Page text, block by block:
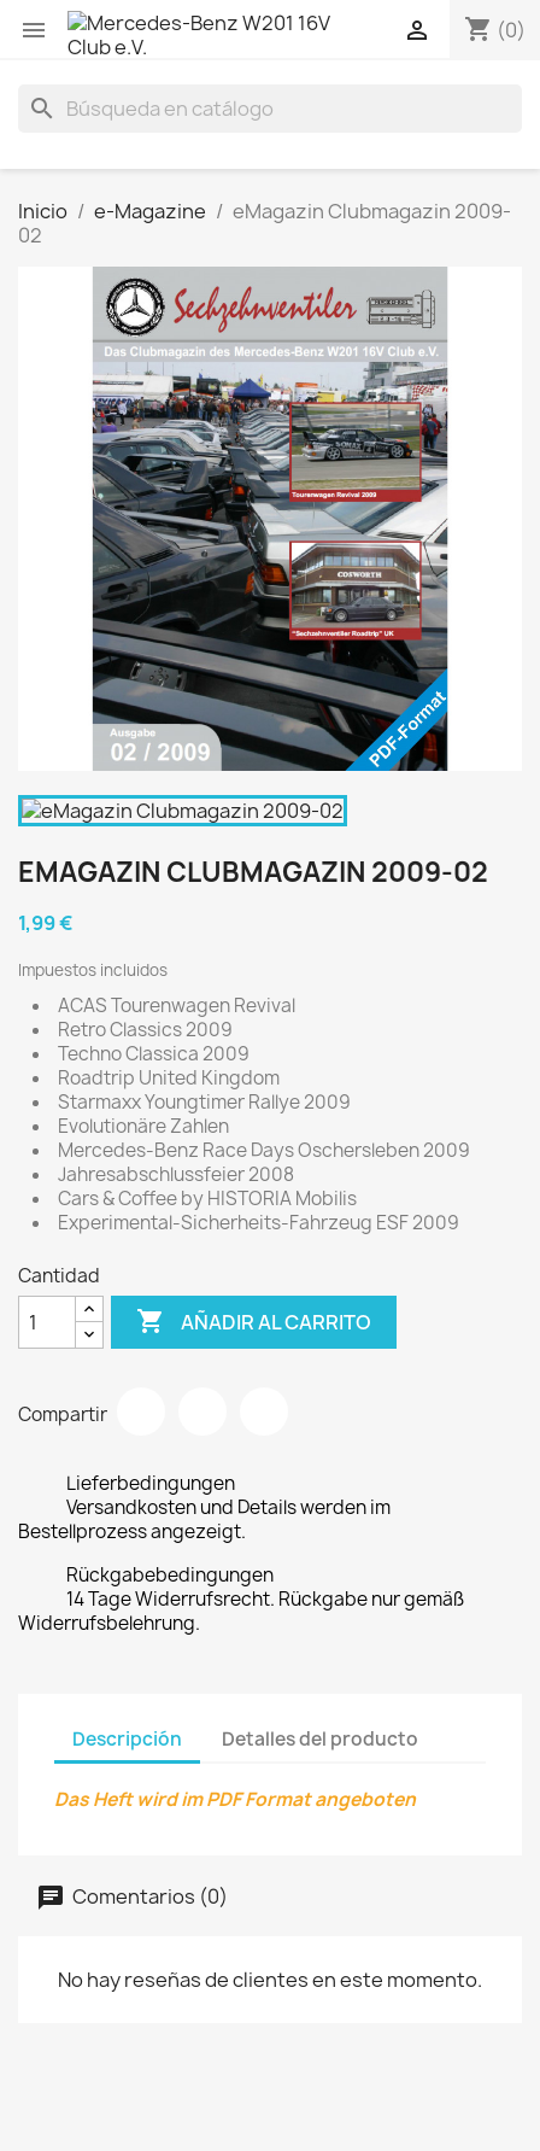
 shopping_cart (0)

search
Inicio e-Magazine
eMagazin Clubmagazin 2009-
02
EMAGAZIN CLUBMAGAZIN 2009-02
1,99 €
Impuestos incluidos
ACAS Tourenwagen Revival
Retro Classics 2009
Techno Classica 2009
Roadtrip United Kingdom
Starmaxx Youngtimer Rallye 2009
Evolutionäre Zahlen
Mercedes-Benz Race Days Oschersleben 2009
Jahresabschlussfeier 2008
Cars & Coffee by HISTORIA Mobilis
Experimental-Sicherheits-Fahrzeug ESF 2009
Cantidad
 AÑADIR AL CARRITO
Compartir
Lieferbedingungen
Versandkosten und Details werden im
Bestellprozess angezeigt.
Rückgabebedingungen
14 Tage Widerrufsrecht. Rückgabe nur gemäß
Widerrufsbelehrung.
Descripción Detalles del producto
Das Heft wird im PDF Format angeboten
Comentarios (0)
No hay reseñas de clientes en este momento.